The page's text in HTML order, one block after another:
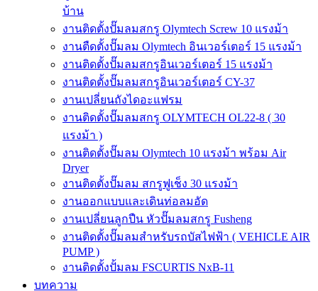
บ้าน
งานติดตั้งปั๊มลมสกรู Olymtech Screw 10 แรงม้า
งานตืดตั้งปั๊มลม Olymtech อินเวอร์เตอร์ 15 แรงม้า
งานติดตั้งปั๊มลมสกรูอินเวอร์เตอร์ 15 แรงม้า
งานติดตั้งปั๊มลมสกรูอินเวอร์เตอร์ CY-37
งานเปลี่ยนถังไดอะแฟรม
งานติดตั้งปั๊มลมสกรู OLYMTECH OL22-8 ( 30
แรงม้า )
งานติดตั้งปั๊มลม Olymtech 10 แรงม้า พร้อม Air
Dryer
งานติดตั้งปั๊มลม สกรูฟูเช็ง 30 แรงม้า
งานออกแบบและเดินท่อลมอัด
งานเปลี่ยนลูกปืน หัวปั๊มลมสกรู Fusheng
งานติดตั้งปั๊มลมสำหรับรถบัสไฟฟ้า ( VEHICLE AIR
PUMP )
งานติดตั้งปั้มลม FSCURTIS NxB-11
บทความ